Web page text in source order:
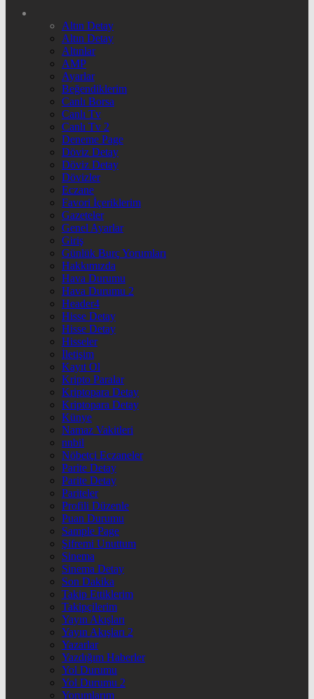
Altın Detay
Altın Detay
Altınlar
AMP
Ayarlar
Beğendiklerim
Canlı Borsa
Canlı Tv
Canlı Tv 2
Deneme Page
Döviz Detay
Döviz Detay
Dövizler
Eczane
Favori İçeriklerim
Gazeteler
Genel Ayarlar
Giriş
Günlük Burç Yorumları
Hakkımızda
Hava Durumu
Hava Durumu 2
Header4
Hisse Detay
Hisse Detay
Hisseler
İletişim
Kayıt Ol
Kripto Paralar
Kriptopara Detay
Kriptopara Detay
Künye
Namaz Vakitleri
nnbil
Nöbetçi Eczaneler
Parite Detay
Parite Detay
Pariteler
Profili Düzenle
Puan Durumu
Sample Page
Şifremi Unuttum
Sinema
Sinema Detay
Son Dakika
Takip Ettiklerim
Takipçilerim
Yayın Akışları
Yayın Akışları 2
Yazarlar
Yazdığım Haberler
Yol Durumu
Yol Durumu 2
Yorumlarım